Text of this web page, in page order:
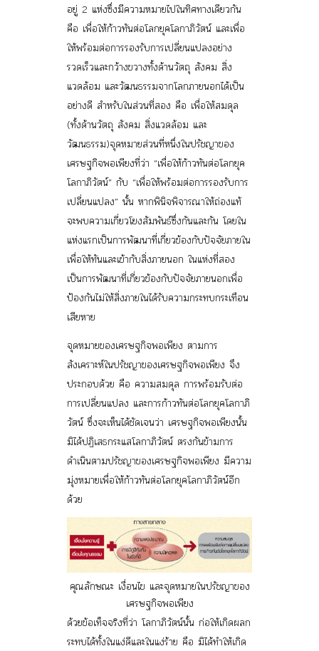
อยู่ 2 แห่งซึ่งมีความหมายไปในทิศทางเดียวกัน
คือ เพื่อให้ก้าวทันต่อโลกยุคโลกาภิวัตน์และเพื่อ
ให้พร้อมต่อการรองรับการเปลี่ยนแปลงอย่าง
รวดเร็วและกว้างขวางทั้งด้านวัตถุ สังคม สิ่ง
แวดล้อม และวัฒนธรรมจากโลกภายนอกได้เป็น
อย่างดี สำหรับในส่วนที่สอง คือ เพื่อให้สมดุล
(ทั้งด้านวัตถุ สังคม สิ่งแวดล้อม และ
วัฒนธรรม)จุดหมายส่วนที่หนึ่งในปรัชญาของ
เศรษฐกิจพอเพียงที่ว่า “เพื่อให้ก้าวทันต่อโลกยุค
โลกาภิวัตน์” กับ “เพื่อให้พร้อมต่อการรองรับการ
เปลี่ยนแปลง” นั้น หากพินิจพิจารณาให้ถ่องแท้
จะพบความเกี่ยวโยงสัมพันธ์ซึ่งกันและกัน โดยใน
แห่งแรกเป็นการพัฒนาที่เกี่ยวข้องกับปัจจัยภายใน
เพื่อให้ทันและเข้ากับสิ่งภายนอก ในแห่งที่สอง
เป็นการพัฒนาที่เกี่ยวข้องกับปัจจัยภายนอกเพื่อ
ป้องกันไม่ให้สิ่งภายในได้รับความกระทบกระเทือน
เสียหาย
จุดหมายของเศรษฐกิจพอเพียง ตามการ
สังเคราะห์ในปรัชญาของเศรษฐกิจพอเพียง จึง
ประกอบด้วย คือ ความสมดุล การพร้อมรับต่อ
การเปลี่ยนแปลง และการก้าวทันต่อโลกยุคโลกาภิ
วัตน์ ซึ่งจะเห็นได้ชัดเจนว่า เศรษฐกิจพอเพียงนั้น
มิได้ปฏิเสธกระแสโลกาภิวัตน์ ตรงกันข้ามการ
ดำเนินตามปรัชญาของเศรษฐกิจพอเพียง มีความ
มุ่งหมายเพื่อให้ก้าวทันต่อโลกยุคโลกาภิวัตน์อีก
ด้วย
คุณลักษณะ เงื่อนไข และจุดหมายในปรัชญาของ
เศรษฐกิจพอเพียง
ด้วยข้อเท็จจริงที่ว่า โลกาภิวัตน์นั้น ก่อให้เกิดผลก
ระทบได้ทั้งในแง่ดีและในแง่ร้าย คือ มิได้ทำให้เกิด